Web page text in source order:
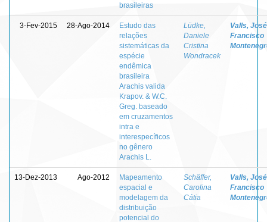
brasileiras
3-Fev-2015 28-Ago-2014
Estudo das
relações
sistemáticas da
espécie
endêmica
brasileira
Arachis valida
Krapov. & W.C.
Greg. baseado
em cruzamentos
intra e
interespecíficos
no gênero
Arachis L.
Lüdke,
Daniele
Cristina
Wondracek
Valls, José
Francisco
13-Dez-2013 Ago-2012
Mapeamento
espacial e
modelagem da
distribuição
potencial do
Schäffer,
Carolina
Cátia
Valls, José
Francisco